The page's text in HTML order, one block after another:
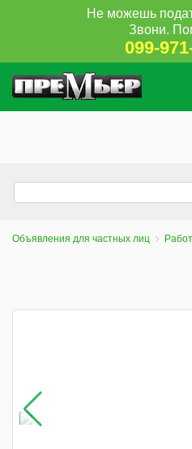
Не можешь
Звони.
099-
Объявления для частных лиц